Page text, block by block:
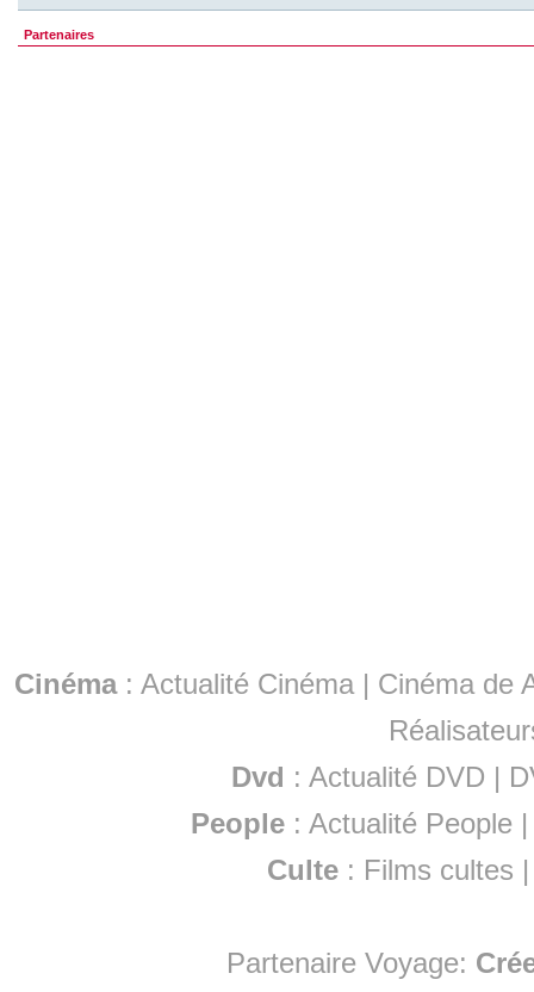
Partenaires
Cinéma: Actualité Cinéma | Cinéma de
Dvd : Actualité DVD |
People :Actualité People
Culte : Films cultes
Partenaire Voyage: